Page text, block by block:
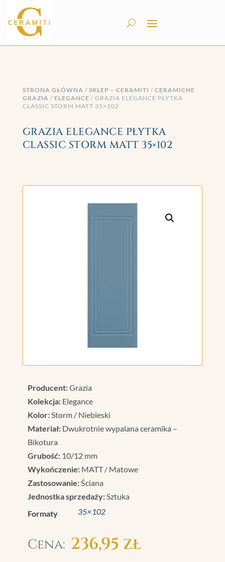
STRONA GŁÓWNA / SKLEP – CERAMITI / CERAMICHE
GRAZIA / ELEGANCE / GRAZIA ELEGANCE PŁYTKA
CLASSIC STORM MATT 35×102
GRAZIA ELEGANCE PŁYTKA
CLASSIC STORM MATT 35×102
Producent:Grazia
Kolekcja:Elegance
Kolor:Storm / Niebieski
Materiał:Dwukrotnie wypalana ceramika –
Bikotura
Grubość:10/12 mm
Wykończenie:MATT / Matowe
Zastosowanie:Ściana
Jednostka sprzedaży:Sztuka
Formaty
35×102
236,95 zł